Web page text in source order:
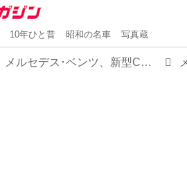
10年ひと昔 昭和の名車 写真蔵
メルセデス･ベンツ、新型CクラスBEVを発表。「究極の電動ミドルセダン」としてSクラスに迫るか？